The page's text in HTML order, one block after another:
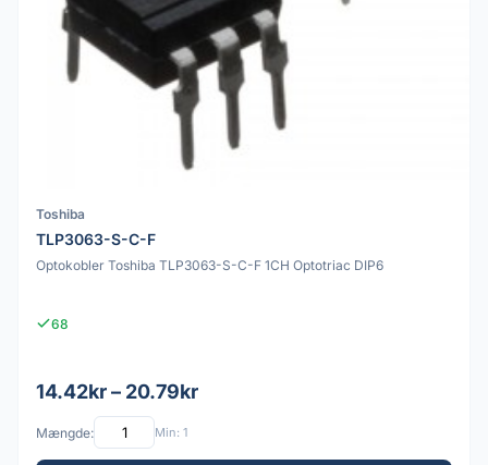
Toshiba
TLP3063-S-C-F
Optokobler Toshiba TLP3063-S-C-F 1CH Optotriac DIP6
68
14.42kr – 20.79kr
Mængde: Min: 1